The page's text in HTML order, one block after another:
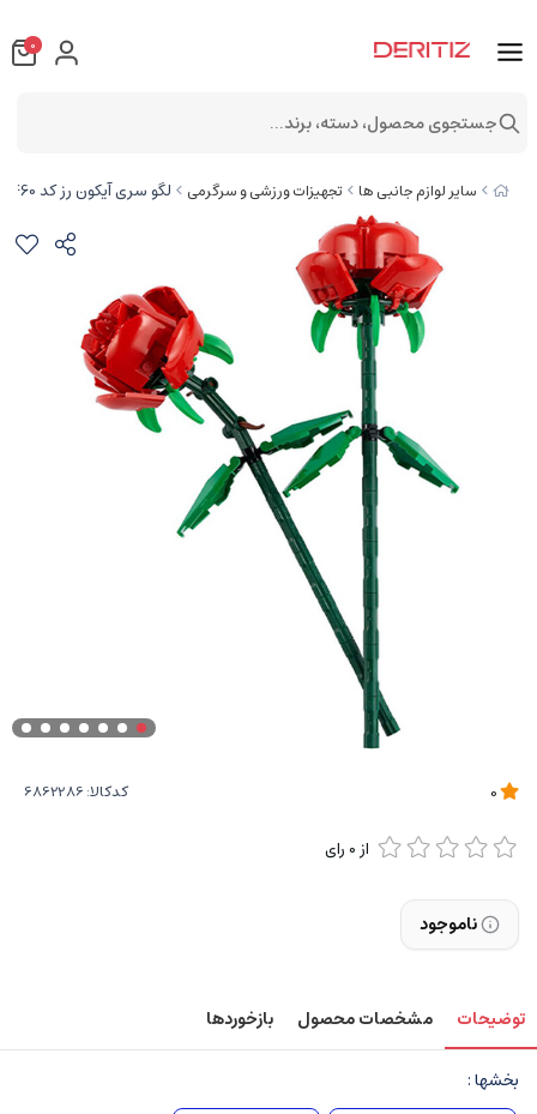
سایر لوازم جانبی ها تجهیزات ورزشی و سرگرمی لگو سری آیکون رز کد 40460
کدکالا:
از0 رای
ناموجود
توضیحات مشخصات محصول بازخوردها
بخشها :
0
جستجوی محصول، دسته، برند...